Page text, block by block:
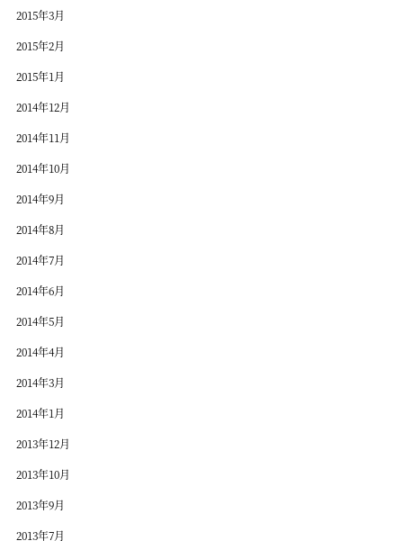
2015年3月
2015年2月
2015年1月
2014年12月
2014年11月
2014年10月
2014年9月
2014年8月
2014年7月
2014年6月
2014年5月
2014年4月
2014年3月
2014年1月
2013年12月
2013年10月
2013年9月
2013年7月